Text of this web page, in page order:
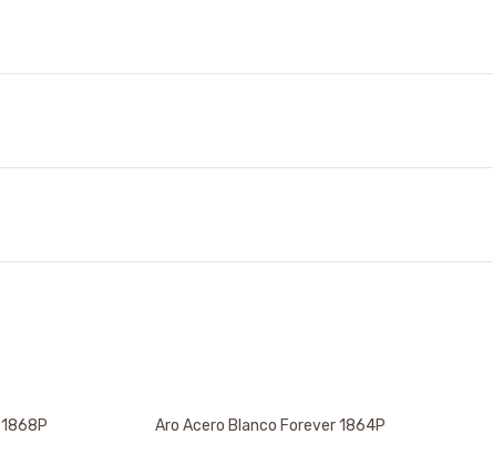
Aro Acero Blanco Forever 1864P